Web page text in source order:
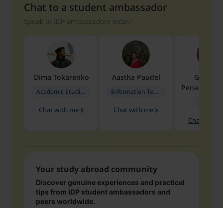
Chat to a student ambassador
Speak to IDP ambassadors today!
Dima Tokarenko
Academic Studies in Education
Chat with me
Aastha Paudel
Information Technology
Chat with me
Penarete
Chat with
Your study abroad community
Discover genuine experiences and practical
tips from IDP student ambassadors and
peers worldwide.